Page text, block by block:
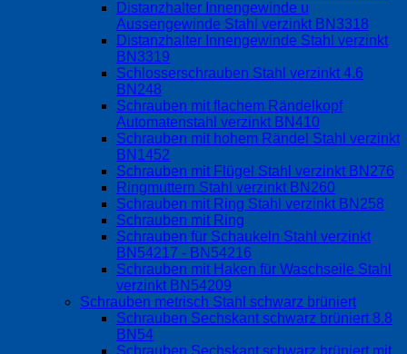
Distanzhalter Innengewinde u
Aussengewinde Stahl verzinkt BN3318
Distanzhalter Innengewinde Stahl verzinkt
BN3319
Schlosserschrauben Stahl verzinkt 4.6
BN248
Schrauben mit flachem Rändelkopf
Automatenstahl verzinkt BN410
Schrauben mit hohem Rändel Stahl verzinkt
BN1452
Schrauben mit Flügel Stahl verzinkt BN276
Ringmuttern Stahl verzinkt BN260
Schrauben mit Ring Stahl verzinkt BN258
Schrauben mit Ring
Schrauben für Schaukeln Stahl verzinkt
BN54217 - BN54216
Schrauben mit Haken für Waschseile Stahl
verzinkt BN54209
Schrauben metrisch Stahl schwarz brüniert
Schrauben Sechskant schwarz brüniert 8.8
BN54
Schrauben Sechskant schwarz brüniert mit